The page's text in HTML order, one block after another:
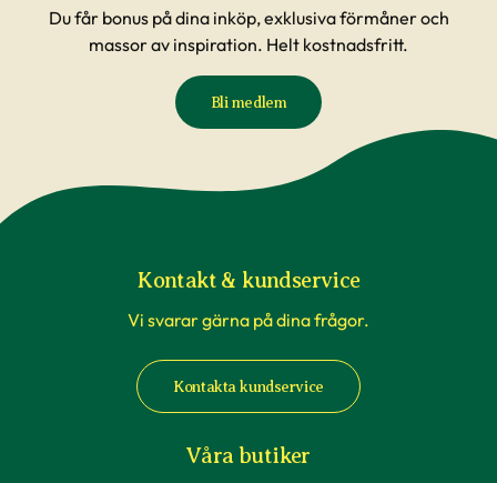
Du får bonus på dina inköp, exklusiva förmåner och
massor av inspiration. Helt kostnadsfritt.
Bli medlem
Kontakt & kundservice
Vi svarar gärna på dina frågor.
Kontakta kundservice
Våra butiker